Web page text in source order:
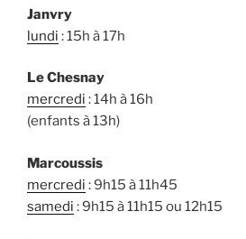
Janvry
lundi : 15h à 17h
Le Chesnay
mercredi : 14h à 16h
(enfants à 13h)
Marcoussis
mercredi : 9h15 à 11h45
samedi : 9h15 à 11h15 ou 12h15